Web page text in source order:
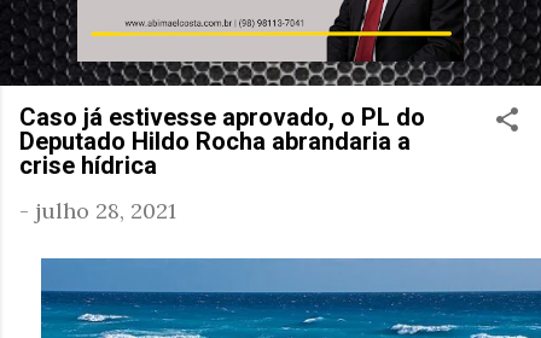
Caso já estivesse aprovado, o PL do
Deputado Hildo Rocha abrandaria a
crise hídrica
- julho 28, 2021